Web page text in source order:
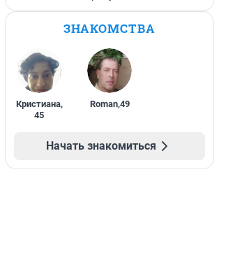
ЗНАКОМСТВА
Кристиана,
45
Roman,49
Начать знакомиться